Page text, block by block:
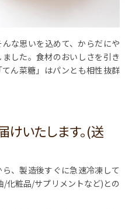
んな思いを込めて、からだにや
した。食材のおいしさを引き
ん菜糖」はパンとも相性抜群
いたします。(送
、製造後すぐに急速冷凍して
化粧品/サプリメントなど)との